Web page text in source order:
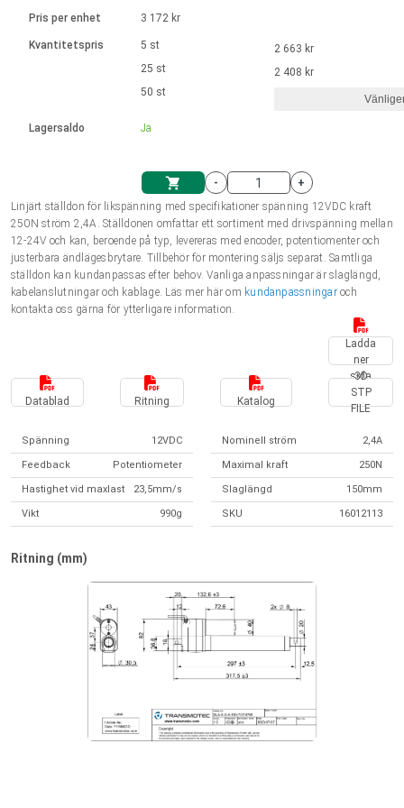
Enhetssystem
Kundkorg
Solenoids
Ø 28-42| 1-1400 rpm | <= 290Ncm
Styrningar borstlösa DC motorer
Styrningar DC motorer
Drivsteg 2-6 A
Synkrona-Asynkrona | för 1-4 ställdon
Synkrona-Asynkrona | för 1-4 ställdon
Français (EUR)
Polski (EUR)
Norsk (NOK)
Suomi (EUR)
Pris per enhet
Kvantitetspris
Lagersaldo
3 172 kr
5 st
25 st
50 st
Ja
2 663 kr
2 408 kr
-
+
Linjärt ställdon för likspänning med specifikationer spänning 12VDC kraft
250N ström 2,4A. Ställdonen omfattar ett sortiment med drivspänning mellan
12-24V och kan, beroende på typ, levereras med encoder, potentiomenter och
justerbara ändlägesbrytare. Tillbehör för montering säljs separat. Samtliga
ställdon kan kundanpassas efter behov. Vanliga anpassningar är slaglängd,
kabelanslutningar och kablage. Läs mer här om kundanpassningaroch
kontakta oss gärna för ytterligare information.
Ladda
ner
sida
Datablad
Ritning Katalog
3D
STP
FILE
Spänning 12VDC Nominell ström 2,4A
Feedback Potentiometer Maximal kraft 250N
Hastighet vid maxlast 23,5mm/s Slaglängd 150mm
Vikt 990g SKU 16012113
Ritning (mm)